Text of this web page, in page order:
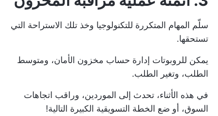
سلّم المهام المتكررة للتكنولوجيا وخذ تلك الاستراحة التي
تستحقها.
يمكن للروبوتات إدارة حساب مخزون الأمان، ومتوسط
الطلب، وتغير الطلب.
في هذه الأثناء، تحدث إلى الموردين، وراقب اتجاهات
السوق، أو ضع الخطة التسويقية الكبيرة التالية!